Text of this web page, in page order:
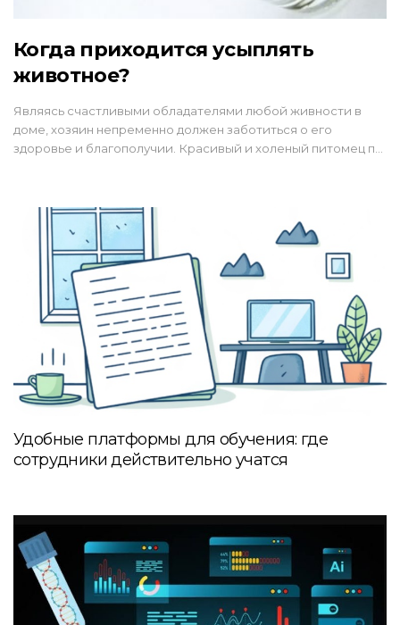
Когда приходится усыплять
животное?
Являясь счастливыми обладателями любой живности в
доме, хозяин непременно должен заботиться о его
здоровье и благополучии. Красивый и холеный питомец п…
Удобные платформы для обучения: где
сотрудники действительно учатся